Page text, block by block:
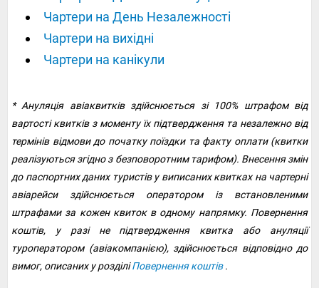
Чартери на День Незалежності
Чартери на вихідні
Чартери на канікули
* Ануляція авіаквитків здійснюється зі 100% штрафом від
вартості квитків з моменту їх підтвердження та незалежно від
термінів відмови до початку поїздки та факту оплати (квитки
реалізуються згідно з безповоротним тарифом). Внесення змін
до паспортних даних туристів у виписаних квитках на чартерні
авіарейси здійснюється оператором із встановленими
штрафами за кожен квиток в одному напрямку. Повернення
коштів, у разі не підтвердження квитка або ануляції
туроператором (авіакомпанією), здійснюється відповідно до
вимог, описаних у розділіПовернення коштів.